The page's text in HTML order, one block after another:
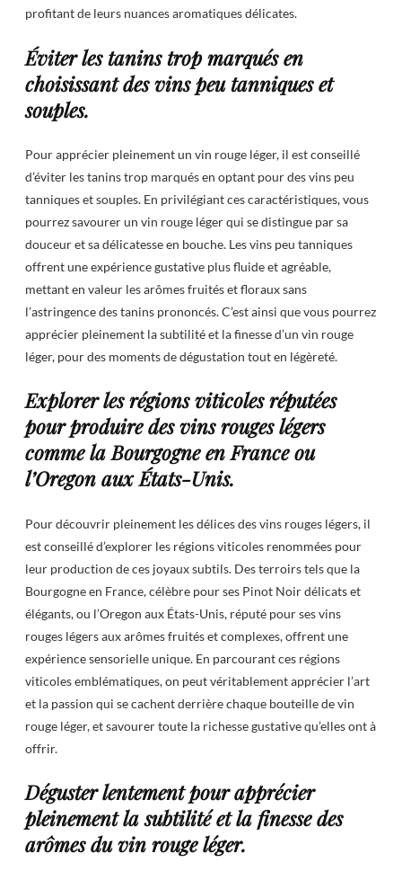
profitant de leurs nuances aromatiques délicates.
Éviter les tanins trop marqués en
choisissant des vins peu tanniques et
souples.
Pour apprécier pleinement un vin rouge léger, il est conseillé
d’éviter les tanins trop marqués en optant pour des vins peu
tanniques et souples. En privilégiant ces caractéristiques, vous
pourrez savourer un vin rouge léger qui se distingue par sa
douceur et sa délicatesse en bouche. Les vins peu tanniques
offrent une expérience gustative plus fluide et agréable,
mettant en valeur les arômes fruités et floraux sans
l’astringence des tanins prononcés. C’est ainsi que vous pourrez
apprécier pleinement la subtilité et la finesse d’un vin rouge
léger, pour des moments de dégustation tout en légèreté.
Explorer les régions viticoles réputées
pour produire des vins rouges légers
comme la Bourgogne en France ou
l’Oregon aux États-Unis.
Pour découvrir pleinement les délices des vins rouges légers, il
est conseillé d’explorer les régions viticoles renommées pour
leur production de ces joyaux subtils. Des terroirs tels que la
Bourgogne en France, célèbre pour ses Pinot Noir délicats et
élégants, ou l’Oregon aux États-Unis, réputé pour ses vins
rouges légers aux arômes fruités et complexes, offrent une
expérience sensorielle unique. En parcourant ces régions
viticoles emblématiques, on peut véritablement apprécier l’art
et la passion qui se cachent derrière chaque bouteille de vin
rouge léger, et savourer toute la richesse gustative qu’elles ont à
offrir.
Déguster lentement pour apprécier
pleinement la subtilité et la finesse des
arômes du vin rouge léger.